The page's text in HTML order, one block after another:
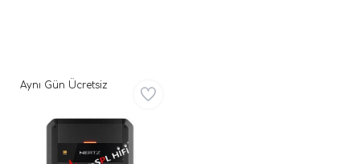
Aynı Gün Ücretsiz